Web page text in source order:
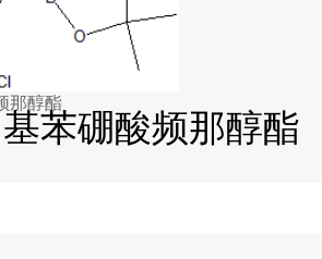
那醇酯
苯硼酸频那醇酯